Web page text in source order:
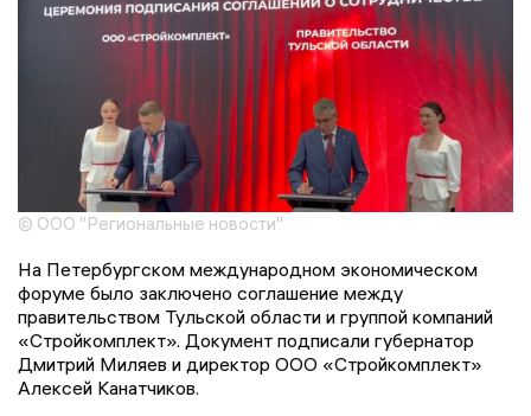
© ООО "Региональные новости"
На Петербургском международном экономическом
форуме было заключено соглашение между
правительством Тульской области и группой компаний
«Стройкомплект». Документ подписали губернатор
Дмитрий Миляев и директор ООО «Стройкомплект»
Алексей Канатчиков.